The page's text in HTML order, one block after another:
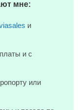
мне:
и
и с
или